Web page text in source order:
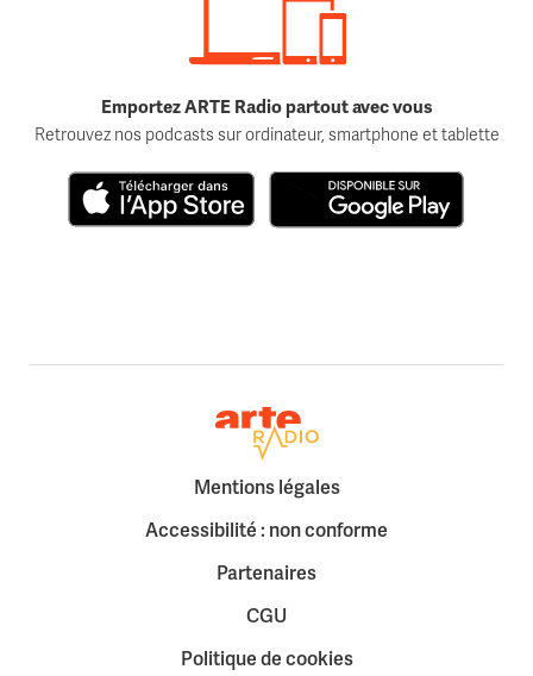
Emportez ARTE Radio partout avec vous
Retrouvez nos podcasts sur ordinateur, smartphone et tablette
Retour à la page d'accueil
Mentions légales
Accessibilité : non conforme
Partenaires
CGU
Politique de cookies